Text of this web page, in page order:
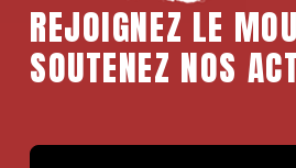
REJOIGNEZ LE
SOUTENEZ NOS